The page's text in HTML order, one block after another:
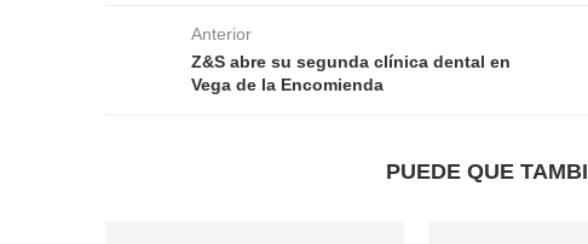
Anterior
Z&S abre su segunda clínica dental en
Vega de la Encomienda
PUEDE QUE